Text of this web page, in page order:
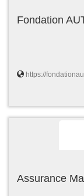
Fondation
https://
Assurance